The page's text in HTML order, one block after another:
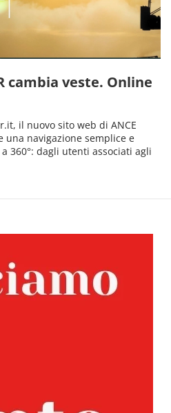
cambia veste. Online
il nuovo sito web di ANCE
una navigazione semplice e
360°: dagli utenti associati agli